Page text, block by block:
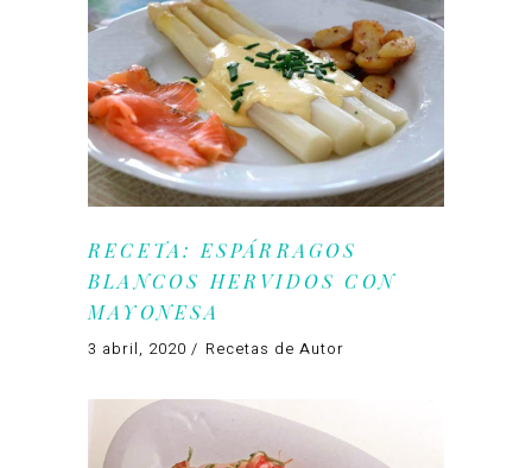
RECETA: ESPÁRRAGOS
BLANCOS HERVIDOS CON
MAYONESA
3 abril, 2020 Recetas de Autor